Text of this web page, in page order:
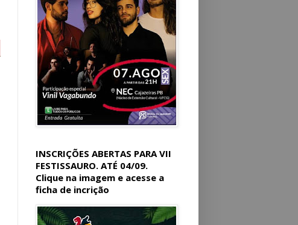
INSCRIÇÕES ABERTAS PARA VII
FESTISSAURO. ATÉ 04/09.
Clique na imagem e acesse a
ficha de incrição